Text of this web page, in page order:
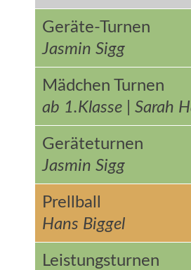
Geräte-Turnen
Jasmin Sigg
Mädchen Turnen
ab 1.Klasse | Sarah
Geräteturnen
Jasmin Sigg
Prellball
Hans Biggel
Leistungsturnen